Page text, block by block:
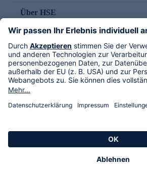
Über HSE
Im TV
HSE International